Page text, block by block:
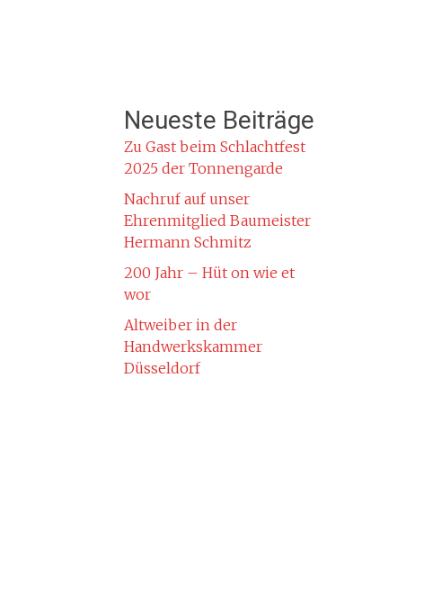
Neueste Beiträge
Zu Gast beim Schlachtfest
2025 der Tonnengarde
Nachruf auf unser
Ehrenmitglied Baumeister
Hermann Schmitz
200 Jahr – Hüt on wie et
wor
Altweiber in der
Handwerkskammer
Düsseldorf